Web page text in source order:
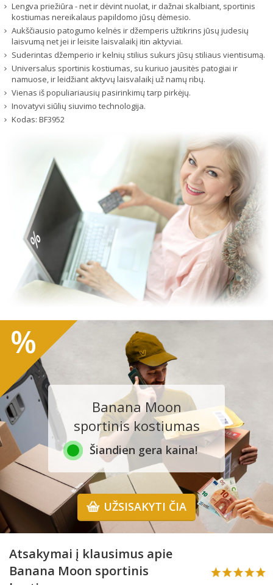
Lengva priežiūra - net ir dėvint nuolat, ir dažnai skalbiant, sportinis
kostiumas nereikalaus papildomo jūsų dėmesio.
Aukščiausio patogumo kelnės ir džemperis užtikrins jūsų judesių
laisvumą net jei ir leisite laisvalaikį itin aktyviai.
Suderintas džemperio ir kelnių stilius sukurs jūsų stiliaus vientisumą.
Universalus sportinis kostiumas, su kuriuo jausitės patogiai ir
namuose, ir leidžiant aktyvų laisvalaikį už namų ribų.
Vienas iš populiariausių pasirinkimų tarp pirkėjų.
Inovatyvi siūlių siuvimo technologija.
Kodas: BF3952
Banana Moon
sportinis kostiumas
Šiandien gera kaina!
UŽSISAKYTI ČIA
%
Atsakymai į klausimus apie
Banana Moon sportinis